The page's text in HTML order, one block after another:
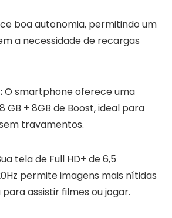
boa autonomia, permitindo um
a necessidade de recargas
O smartphone oferece uma
GB + 8GB de Boost, ideal para
travamentos.
tela de Full HD+ de 6,5
permite imagens mais nítidas
assistir filmes ou jogar.